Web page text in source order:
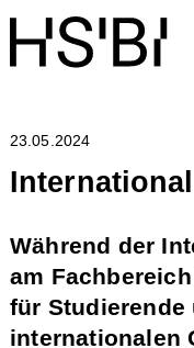
23.05.2024
Während der
am
für Studierende
internationalen